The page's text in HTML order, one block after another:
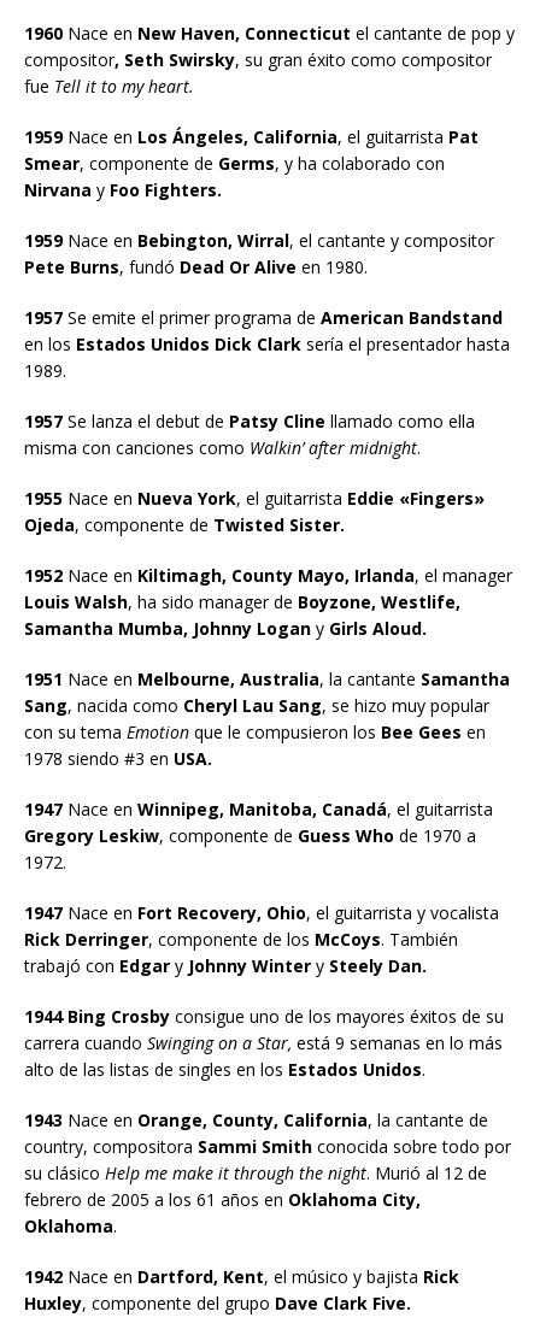
1960 Nace en New Haven, Connecticut el cantante de pop y
compositor, Seth Swirsky, su gran éxito como compositor
fue Tell it to my heart.
1959Nace en Los Ángeles, California, el guitarrista Pat
Smear, componente de Germs, y ha colaborado con
Nirvana y Foo Fighters.
1959Nace en Bebington, Wirral, el cantante y compositor
Pete Burns, fundó Dead Or Alive en 1980.
1957 Se emite el primer programa de American Bandstand
en los Estados Unidos Dick Clark sería el presentador hasta
1989.
1957 Se lanza el debut de Patsy Cline llamado como ella
misma con canciones como Walkin’ after midnight.
1955 Nace en Nueva York, el guitarrista Eddie «Fingers»
Ojeda, componente de Twisted Sister.
1952 Nace en Kiltimagh, County Mayo, Irlanda, el manager
Louis Walsh, ha sido manager de Boyzone, Westlife,
Samantha Mumba, Johnny Logan y Girls Aloud.
1951 Nace en Melbourne, Australia, la cantante Samantha
Sang, nacida como Cheryl Lau Sang, se hizo muy popular
con su tema Emotion que le compusieron los Bee Gees en
1978 siendo #3 en USA.
1947 Nace en Winnipeg, Manitoba, Canadá, el guitarrista
Gregory Leskiw, componente de Guess Who de 1970 a
1972.
1947 Nace en Fort Recovery, Ohio, el guitarrista y vocalista
Rick Derringer, componente de los McCoys. También
trabajó con Edgar y Johnny Winter y Steely Dan.
1944 Bing Crosby consigue uno de los mayores éxitos de su
carrera cuando Swinging on a Star, está 9 semanas en lo más
alto de las listas de singles en los Estados Unidos.
1943 Nace en Orange, County, California, la cantante de
country, compositora Sammi Smith conocida sobre todo por
su clásico Help me make it through the night. Murió al 12 de
febrero de 2005 a los 61 años en Oklahoma City,
Oklahoma.
1942 Nace en Dartford, Kent, el músico y bajista Rick
Huxley, componente del grupo Dave Clark Five.